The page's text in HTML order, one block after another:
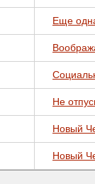
Еще
Не
Новый
Новый